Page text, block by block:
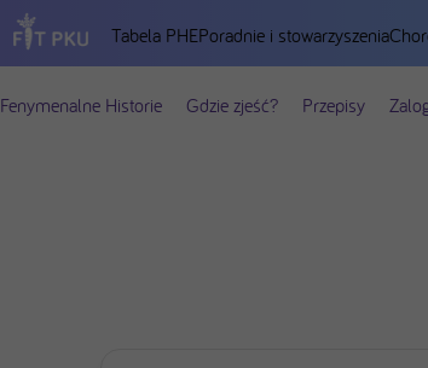
Tabela PHEPoradnie i stowarzyszenia
Fenymenalne Historie Gdzie zjeść? Przepisy